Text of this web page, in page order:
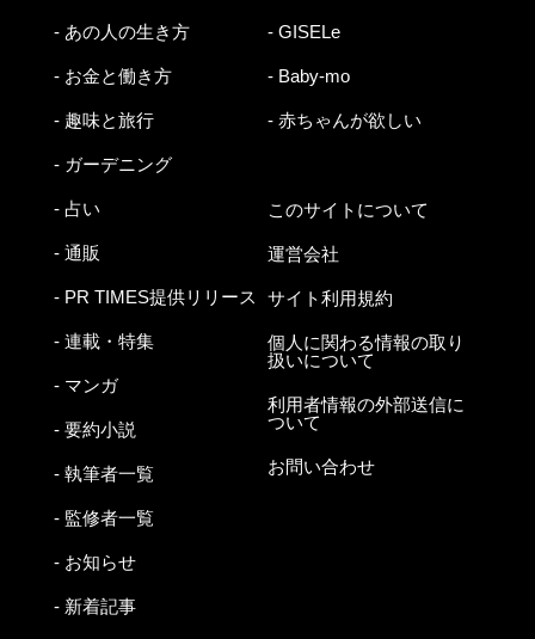
- あの人の生き方
- お金と働き方
- 趣味と旅行
- ガーデニング
- 占い
- 通販
- PR TIMES提供リリース
- 連載・特集
- マンガ
- 要約小説
- 執筆者一覧
- 監修者一覧
- お知らせ
- 新着記事
- GISELe
- Baby-mo
- 赤ちゃんが欲しい
このサイトについて
運営会社
サイト利用規約
個人に関わる情報の取り
扱いについて
利用者情報の外部送信に
ついて
お問い合わせ